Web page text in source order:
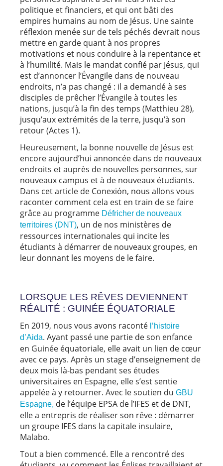
politique et financiers, et qui ont bâti des
empires humains au nom de Jésus. Une sainte
réflexion menée sur de tels péchés devrait nous
mettre en garde quant à nos propres
motivations et nous conduire à la repentance et
à l’humilité. Mais le mandat confié par Jésus, qui
est d’annoncer l’Évangile dans de nouveau
endroits, n’a pas changé : il a demandé à ses
disciples de prêcher l’Évangile à toutes les
nations, jusqu’à la fin des temps (Matthieu 28),
jusqu’aux extrémités de la terre, jusqu’à son
retour (Actes 1).
Heureusement, la bonne nouvelle de Jésus est
encore aujourd’hui annoncée dans de nouveaux
endroits et auprès de nouvelles personnes, sur
nouveaux campus et à de nouveaux étudiants.
Dans cet article de Conexión, nous allons vous
raconter comment cela est en train de se faire
grâce au programme Défricher de nouveaux
territoires (DNT), un de nos ministères de
ressources internationales qui incite les
étudiants à démarrer de nouveaux groupes, en
leur donnant les moyens de le faire.
LORSQUE LES RÊVES DEVIENNENT
RÉALITÉ : GUINÉE ÉQUATORIALE
En 2019, nous vous avons raconté l’histoire
d’Aida. Ayant passé une partie de son enfance
en Guinée équatoriale, elle avait un lien de cœur
avec ce pays. Après un stage d’enseignement de
deux mois là-bas pendant ses études
universitaires en Espagne, elle s’est sentie
appelée à y retourner. Avec le soutien du GBU
Espagne, de l’équipe EPSA de l’IFES et de DNT,
elle a entrepris de réaliser son rêve : démarrer
un groupe IFES dans la capitale insulaire,
Malabo.
Tout a bien commencé. Elle a rencontré des